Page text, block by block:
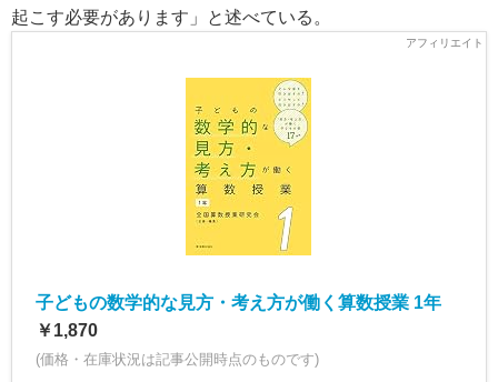
起こす必要があります」と述べている。
子どもの数学的な見方・考え方が働く算数授業 1年
￥1,870
(価格・在庫状況は記事公開時点のものです)